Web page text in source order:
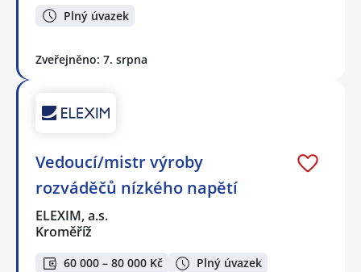
Plný úvazek
Zveřejněno: 7. srpna
Vedoucí/mistr výroby
rozváděčů nízkého napětí
ELEXIM, a.s.
Kroměříž
60 000 – 80 000 Kč Plný úvazek